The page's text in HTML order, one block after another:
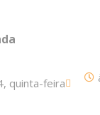
quinta-feira